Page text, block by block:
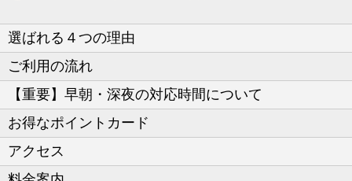
選ばれる４つの理由
ご利用の流れ
【重要】早朝・深夜の対応時間について
お得なポイントカード
アクセス